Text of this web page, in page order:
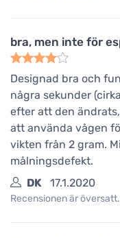
bra, men inte för
Designad bra och
några sekunder
efter att den
att använda vågen
vikten från 2 gram.
målningsdefekt.
DK
17.1.2020
Recensionen är